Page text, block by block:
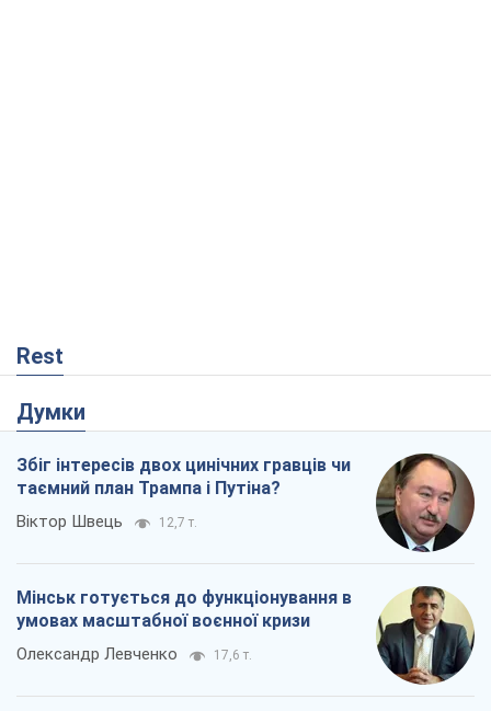
Rest
Думки
Збіг інтересів двох цинічних гравців чи
таємний план Трампа і Путіна?
Віктор Швець 12,7 т.
Мінськ готується до функціонування в
умовах масштабної воєнної кризи
Олександр Левченко 17,6 т.